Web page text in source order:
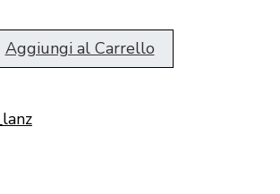
Aggiungi al Carrello